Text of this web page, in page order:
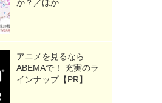
か？／ほか
アニメを見るなら
ABEMAで！ 充実のラ
インナップ【PR】